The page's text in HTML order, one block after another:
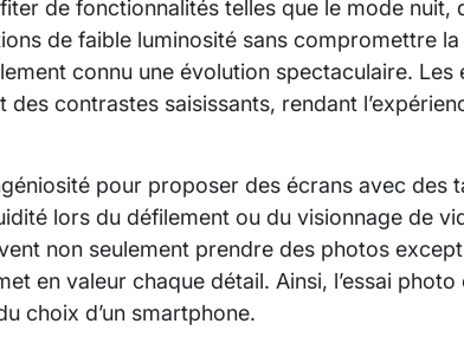
de fonctionnalités telles que le mode nuit,
de faible luminosité sans compromettre la
connu une évolution spectaculaire. Les
contrastes saisissants, rendant
pour proposer des écrans avec des
lors du défilement ou du visionnage de
non seulement prendre des photos
en valeur chaque détail. Ainsi, l’essai photo
choix d’un smartphone.